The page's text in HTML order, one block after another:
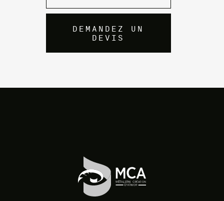
DEMANDEZ UN
DEVIS